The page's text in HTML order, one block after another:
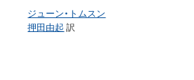
ジューン・トムスン
押田由起 訳